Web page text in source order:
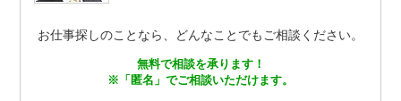
お仕事探しのことなら、どんなことでもご相談ください。
無料で相談を承ります！
※「匿名」でご相談いただけます。